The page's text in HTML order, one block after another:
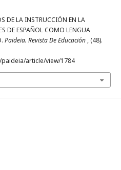
DE LA INSTRUCCIÓN EN LA
DE ESPAÑOL COMO LENGUA
Paideia. Revista De Educación , (48).
article/view/1784